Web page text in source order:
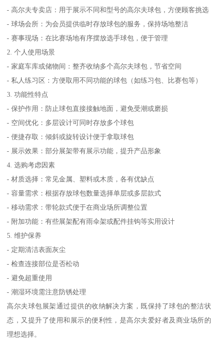
- 高尔夫专卖店：用于展示不同和型号的高尔夫球包，方便顾客挑选
- 球场会所：为会员提供临时存放球包的服务，保持场地整洁
- 赛事现场：在比赛场地有序摆放选手球包，便于管理
2. 个人使用场景
- 家庭车库或储物间：整齐收纳多个高尔夫球包，节省空间
- 私人练习区：方便取用不同功能的球包（如练习包、比赛包等）
3. 功能性特点
- 保护作用：防止球包直接接触地面，避免受潮或磨损
- 空间优化：多层设计可同时存放多个球包
- 便捷存取：倾斜或旋转设计便于拿取球包
- 展示效果：部分展架带有展示功能，提升产品形象
4. 选购考虑因素
- 材质选择：常见金属、塑料或木质，各有优缺点
- 容量需求：根据存放球包数量选择单层或多层款式
- 移动需求：带轮款式便于在商业场所调整位置
- 附加功能：有些展架配有雨伞架或配件挂钩等实用设计
5. 维护保养
- 定期清洁表面灰尘
- 检查连接部位是否松动
- 避免超重使用
- 潮湿环境需注意防锈处理
高尔夫球包展架通过提供的收纳解决方案，既保持了球包的整洁状
态，又提升了使用和展示的便利性，是高尔夫爱好者及商业场所的
理想选择。